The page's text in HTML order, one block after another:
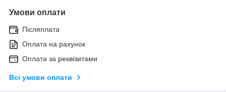
Умови оплати
Післяплата
Оплата на рахунок
Оплата за реквізитами
Всі умови оплати